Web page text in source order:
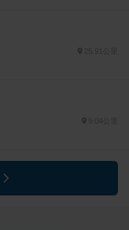
25.91公里
9.04公里